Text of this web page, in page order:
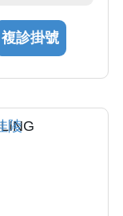
選擇，光照
生物製劑，
複診掛號